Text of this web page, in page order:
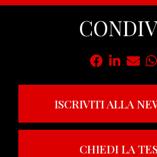
ISCRIVITI ALLA
CHIEDI LA